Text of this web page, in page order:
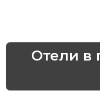
Отели в